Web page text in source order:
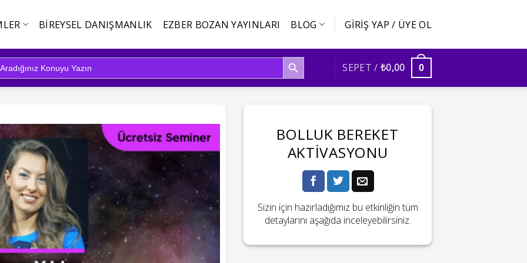
BIREYSEL DANIŞMANLIK EZBER BOZAN YAYINLARI BLOG GIRIŞ YAP / ÜYE OL
SEARCH BUTTON
SEPET / ₺0,00 0
BOLLUK BEREKET
AKTIVASYONU
Sizin için hazırladığımız bu etkinliğin tüm
detaylarını aşağıda inceleyebilirsiniz.